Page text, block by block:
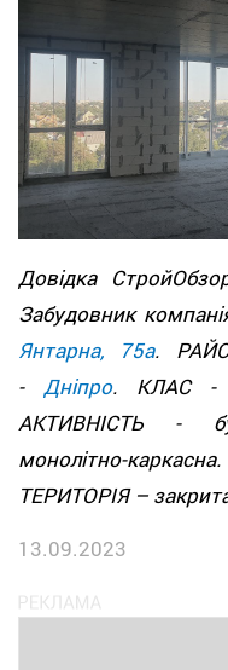
Довідка
Забудовник
Янтарна, 75а.
- Дніпро. КЛАС -
АКТИВНІСТЬ -
монолітно-
ТЕРИТОРІЯ –
13.09.2023